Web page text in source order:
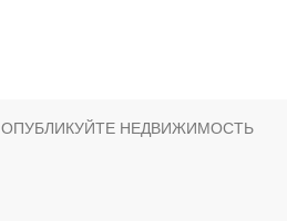
ОПУБЛИКУЙТЕ НЕДВИЖИМОСТЬ